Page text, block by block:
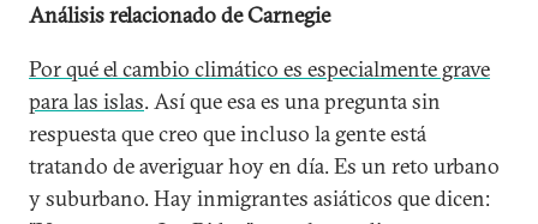
Análisis relacionado de Carnegie
Por qué el cambio climático es especialmente grave
para las islas. Así que esa es una pregunta sin
respuesta que creo que incluso la gente está
tratando de averiguar hoy en día. Es un reto urbano
y suburbano. Hay inmigrantes asiáticos que dicen: